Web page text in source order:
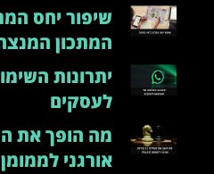
שיפור יחס
המתכון
יתרונות
לעסקים
מה הופך את
אורגני